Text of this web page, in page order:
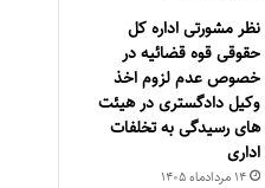
نظر مشورتی اداره کل
حقوقی قوه قضائیه در
خصوص عدم لزوم اخذ
وکیل دادگستری در هیئت
های رسیدگی به تخلفات
اداری
۱۴ مرداد‌ماه ۱۴۰۵